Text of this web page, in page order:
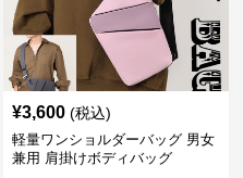
¥3,600 (税込)
軽量ワンショルダーバッグ 男女
兼用 肩掛けボディバッグ